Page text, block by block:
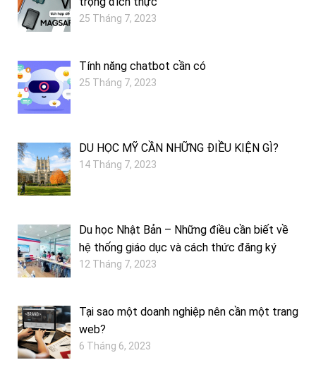
25 Tháng 7, 2023
Tính năng chatbot cần có
25 Tháng 7, 2023
DU HỌC MỸ CẦN NHỮNG ĐIỀU KIỆN GÌ?
14 Tháng 7, 2023
Du học Nhật Bản – Những điều cần biết về
hệ thống giáo dục và cách thức đăng ký
12 Tháng 7, 2023
Tại sao một doanh nghiệp nên cần một trang
web?
6 Tháng 6, 2023